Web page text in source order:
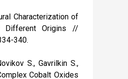
Characterization of
Different Origins //
340.
S., Gavrilkin S.,
Cobalt Oxides